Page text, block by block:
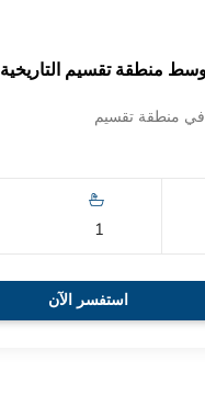
منطقة تقسيم التاريخية 34
منطقة تقسيم
1
استفسر الآن